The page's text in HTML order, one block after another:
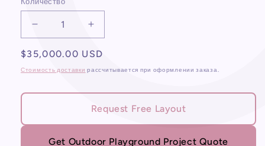
Уменьшить
количество
Современное
игровое
для
Увеличить
количество
Современное
игровое
для
площадок
Обычная
цена
$35,000.00 USD
Стоимость доставки рассчитывается при оформлении заказа.
Request Free Layout
Get Outdoor Playground Project Quote